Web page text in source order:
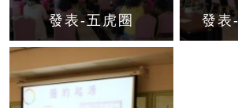
發表-五虎圈 發表